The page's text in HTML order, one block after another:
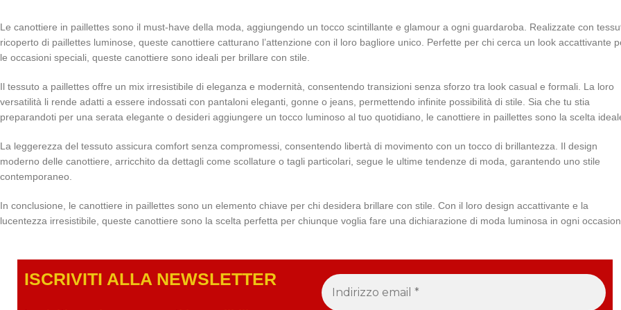
Le canottiere in paillettes sono il must-have della moda, aggiungendo un tocco scintillante e glamour a ogni guardaroba. Realizzate con
ricoperto di paillettes luminose, queste canottiere catturano l’attenzione con il loro bagliore unico. Perfette per chi cerca un look accattivante
le occasioni speciali, queste canottiere sono ideali per brillare con stile.
Il tessuto a paillettes offre un mix irresistibile di eleganza e modernità, consentendo transizioni senza sforzo tra look casual e formali. La loro
versatilità li rende adatti a essere indossati con pantaloni eleganti, gonne o jeans, permettendo infinite possibilità di stile. Sia che tu stia
preparandoti per una serata elegante o desideri aggiungere un tocco luminoso al tuo quotidiano, le canottiere in paillettes sono la scelta
La leggerezza del tessuto assicura comfort senza compromessi, consentendo libertà di movimento con un tocco di brillantezza. Il design
moderno delle canottiere, arricchito da dettagli come scollature o tagli particolari, segue le ultime tendenze di moda, garantendo uno stile
contemporaneo.
In conclusione, le canottiere in paillettes sono un elemento chiave per chi desidera brillare con stile. Con il loro design accattivante e la
lucentezza irresistibile, queste canottiere sono la scelta perfetta per chiunque voglia fare una dichiarazione di moda luminosa in ogni
ISCRIVITI ALLA NEWSLETTER